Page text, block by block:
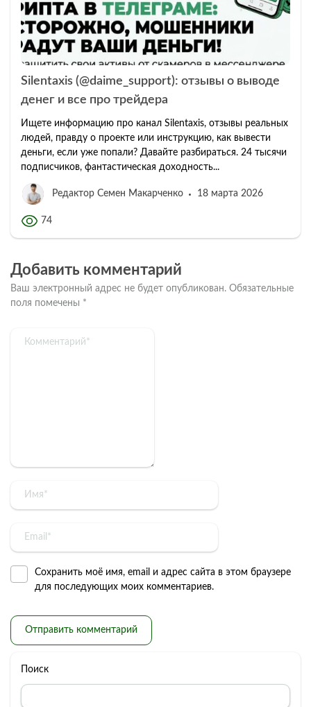
Silentaxis (@daime_support): отзывы о выводе
денег и все про трейдера
Ищете информацию про канал Silentaxis, отзывы реальных
людей, правду о проекте или инструкцию, как вывести
деньги, если уже попали? Давайте разбираться. 24 тысячи
подписчиков, фантастическая доходность...
Редактор Семен Макарченко 18 марта 2026
74
Добавить комментарий
Ваш электронный адрес не будет опубликован. Обязательные
поля помечены *
Сохранить моё имя, email и адрес сайта в этом браузере
для последующих моих комментариев.
Поиск